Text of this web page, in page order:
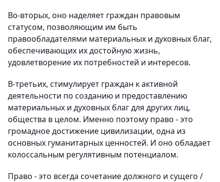
Во-вторых, оно наделяет граждан правовым
статусом, позволяющим им быть
правообладателями материальных и духовных благ,
обеспечивающих их достойную жизнь,
удовлетворение их потребностей и интересов.
В-третьих, стимулирует граждан к активной
деятельности по созданию и предоставлению
материальных и духовных благ для других лиц,
общества в целом. Именно поэтому право - это
громадное достижение цивилизации, одна из
основных гуманитарных ценностей. И оно обладает
колоссальным регулятивным потенциалом.
Право - это всегда сочетание должного и сущего /